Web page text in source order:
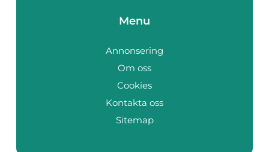
Menu
Annonsering
Om oss
Cookies
Kontakta oss
Sitemap